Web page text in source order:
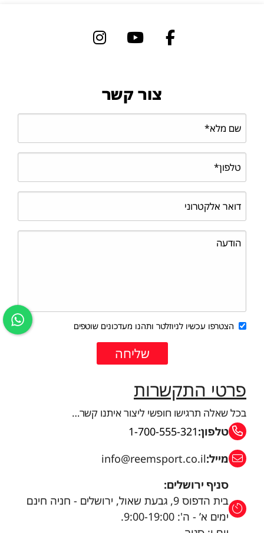
צור קשר
הצטרפו עכשיו לניוזלטר ותהנו מעדכונים שוטפים
פרטי התקשרות
בכל שאלה תרגישו חופשי ליצור איתנו קשר…
טלפון:1-700-555-321
מייל:info@reemsport.co.il
סניף ירושלים:
בית הדפוס 9, גבעת שאול, ירושלים - חניה חינם
ימים א’ - ה': 9:00-19:00.